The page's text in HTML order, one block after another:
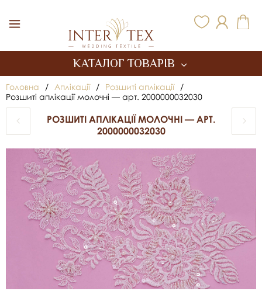
КАТАЛОГ ТОВАРІВ
Головна / Аплікації / Розшиті аплікації
/
Розшиті аплікації молочні — арт. 2000000032030
РОЗШИТІ АПЛІКАЦІЇ МОЛОЧНІ — АРТ.
2000000032030